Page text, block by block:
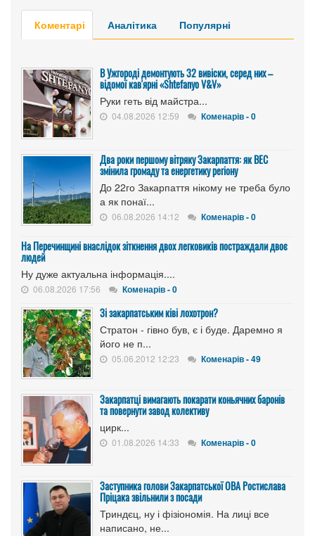
Коментарі Аналітика Популярні
В Ужгороді демонтують 32 вивіски, серед них –
відомої кав'ярні «Shtefanyo V&V»
Руки геть від майстра...
04.08.2026 12:59 Коменарів - 0
Два роки першому вітряку Закарпаття: як ВЕС
змінила громаду та енергетику регіону
До 22го Закарпаття нікому не треба було
а як понаї...
06.08.2026 14:12 Коменарів - 0
На Перечинщині внаслідок зіткнення двох легковиків постраждали двоє
людей
Ну дуже актуальна інформація....
06.08.2026 17:56 Коменарів - 0
Зі закарпатським ківі лохотрон?
Стратон - гівно був, є і буде. Даремно я
його не п...
05.06.2012 12:23 Коменарів - 49
Закарпатці вимагають покарати коньячних баронів
та повернути завод колективу
цирк...
01.08.2026 14:33 Коменарів - 0
Заступника голови Закарпатської ОВА Ростислава
Пріцака звільнили з посади
Триндєц, ну і фізіономія. На лиці все
написано, не...